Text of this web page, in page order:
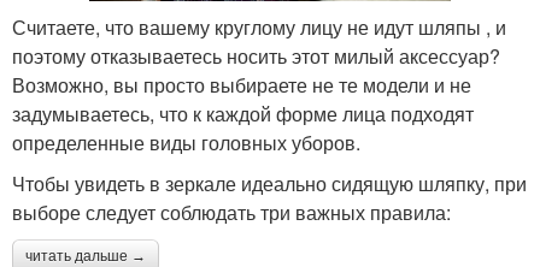
Считаете, что вашему круглому лицу не идут шляпы , и
поэтому отказываетесь носить этот милый аксессуар?
Возможно, вы просто выбираете не те модели и не
задумываетесь, что к каждой форме лица подходят
определенные виды головных уборов.
Чтобы увидеть в зеркале идеально сидящую шляпку, при
выборе следует соблюдать три важных правила:
читать дальше →